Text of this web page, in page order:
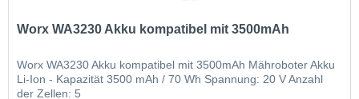
Worx WA3230 Akku kompatibel mit 3500mAh
Worx WA3230 Akku kompatibel mit 3500mAh Mähroboter Akku
Li-Ion - Kapazität 3500 mAh / 70 Wh Spannung: 20 V Anzahl
der Zellen: 5